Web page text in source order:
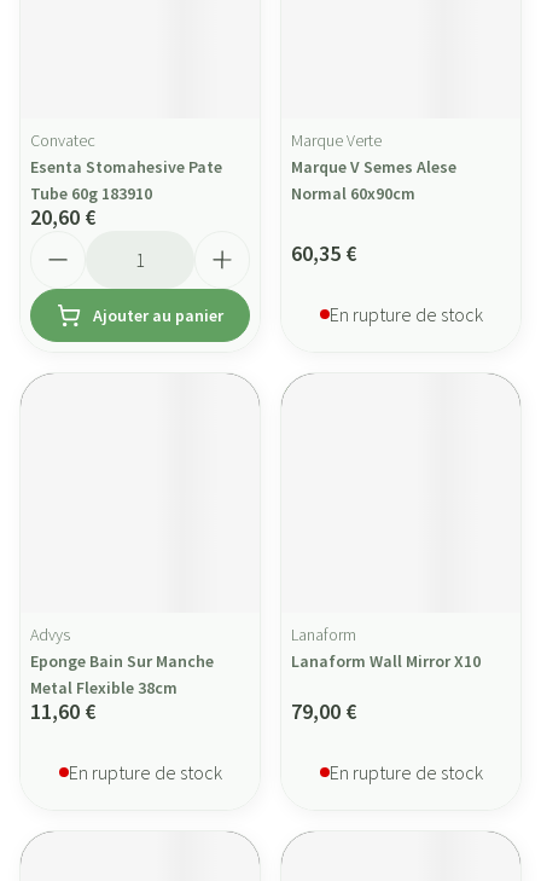
Convatec
Esenta Stomahesive Pate
Tube 60g 183910
20,60 €
Ajouter au panier
Marque Verte
Marque V Semes Alese
Normal 60x90cm
60,35 €
En rupture de stock
Advys
Eponge Bain Sur Manche
Metal Flexible 38cm
11,60 €
En rupture de stock
Lanaform
Lanaform Wall Mirror X10
79,00 €
En rupture de stock